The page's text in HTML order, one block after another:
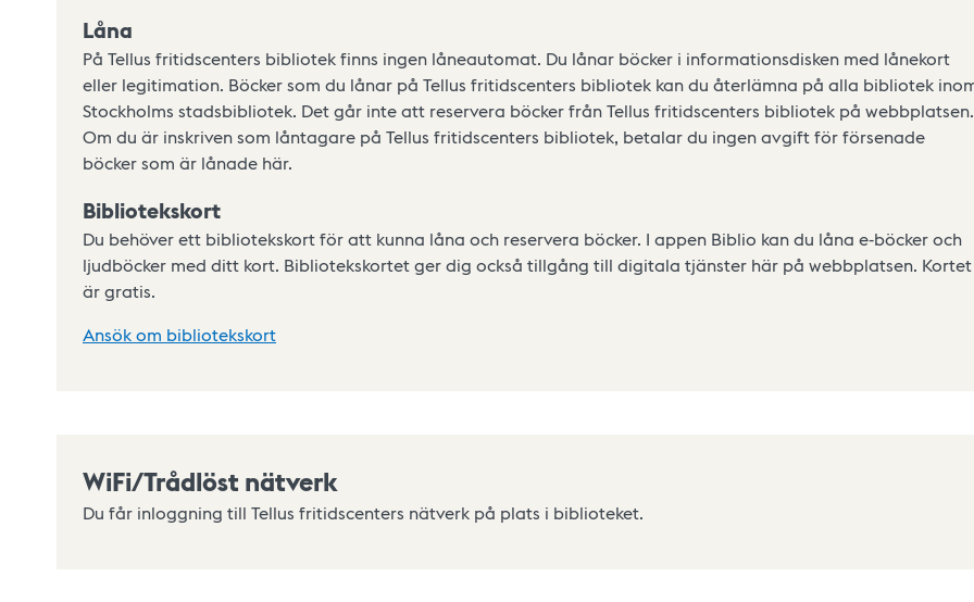
Låna
På Tellus fritidscenters bibliotek finns ingen låneautomat. Du lånar böcker i informationsdisken med lånekort
eller legitimation. Böcker som du lånar på Tellus fritidscenters bibliotek kan du återlämna på alla bibliotek
Stockholms stadsbibliotek. Det går inte att reservera böcker från Tellus fritidscenters bibliotek på webbplatsen.
Om du är inskriven som låntagare på Tellus fritidscenters bibliotek, betalar du ingen avgift för försenade
böcker som är lånade här.
Bibliotekskort
Du behöver ett bibliotekskort för att kunna låna och reservera böcker. I appen Biblio kan du låna e-böcker och
ljudböcker med ditt kort. Bibliotekskortet ger dig också tillgång till digitala tjänster här på webbplatsen. Kortet
är gratis.
Ansök om bibliotekskort
WiFi/Trådlöst nätverk
Du får inloggning till Tellus fritidscenters nätverk på plats i biblioteket.